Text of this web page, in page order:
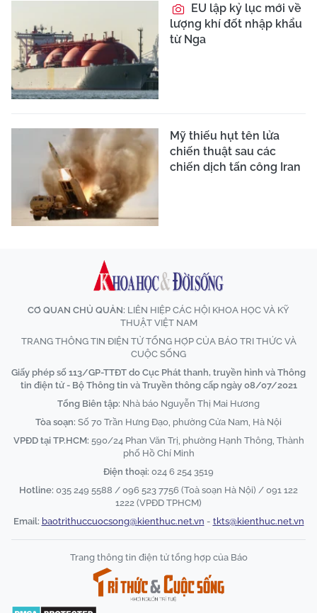
EU lập kỷ lục mới về
lượng khí đốt nhập khẩu
từ Nga
Mỹ thiếu hụt tên lửa
chiến thuật sau các
chiến dịch tấn công Iran
CƠ QUAN CHỦ QUẢN: LIÊN HIỆP CÁC HỘI KHOA HỌC VÀ KỸ
THUẬT VIỆT NAM
TRANG THÔNG TIN ĐIỆN TỬ TỔNG HỢP CỦA BÁO TRI THỨC VÀ
CUỘC SỐNG
Giấy phép số 113/GP-TTĐT do Cục Phát thanh, truyền hình và Thông
tin điện tử - Bộ Thông tin và Truyền thông cấp ngày 08/07/2021
Tổng Biên tập: Nhà báo Nguyễn Thị Mai Hương
Tòa soạn: Số 70 Trần Hưng Đạo, phường Cửa Nam, Hà Nội
VPĐD tại TP.HCM: 590/24 Phan Văn Trị, phường Hạnh Thông, Thành
phố Hồ Chí Minh
Điện thoại: 024 6 254 3519
Hotline: 035 249 5588 / 096 523 7756 (Toà soạn Hà Nội) / 091 122
1222 (VPĐD TPHCM)
Email: baotrithuccuocsong@kienthuc.net.vn - tkts@kienthuc.net.vn
Trang thông tin điện tử tổng hợp của Báo